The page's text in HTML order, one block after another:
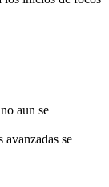
aun se
avanzadas se